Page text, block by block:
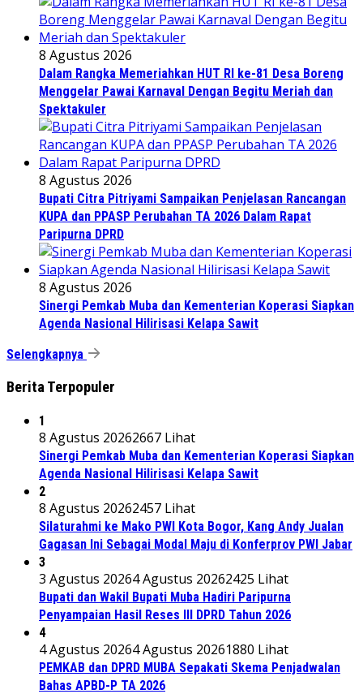
8 Agustus 2026
Dalam Rangka Memeriahkan HUT RI ke-81 Desa Boreng
Menggelar Pawai Karnaval Dengan Begitu Meriah dan
Spektakuler
8 Agustus 2026
Bupati Citra Pitriyami Sampaikan Penjelasan Rancangan
KUPA dan PPASP Perubahan TA 2026 Dalam Rapat
Paripurna DPRD
8 Agustus 2026
Sinergi Pemkab Muba dan Kementerian Koperasi Siapkan
Agenda Nasional Hilirisasi Kelapa Sawit
Selengkapnya
Berita Terpopuler
1
8 Agustus 20262667 Lihat
Sinergi Pemkab Muba dan Kementerian Koperasi Siapkan
Agenda Nasional Hilirisasi Kelapa Sawit
2
8 Agustus 20262457 Lihat
Silaturahmi ke Mako PWI Kota Bogor, Kang Andy Jualan
Gagasan Ini Sebagai Modal Maju di Konferprov PWI Jabar
3
3 Agustus 20264 Agustus 20262425 Lihat
Bupati dan Wakil Bupati Muba Hadiri Paripurna
Penyampaian Hasil Reses III DPRD Tahun 2026
4
4 Agustus 20264 Agustus 20261880 Lihat
PEMKAB dan DPRD MUBA Sepakati Skema Penjadwalan
Bahas APBD-P TA 2026